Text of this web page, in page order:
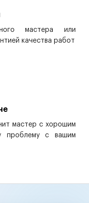
мастера или
качества работ
мастер с хорошим
проблему с вашим